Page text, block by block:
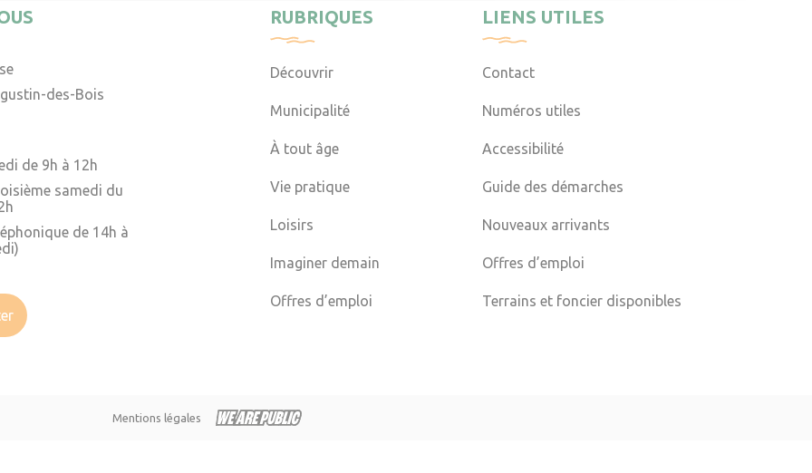
des-Bois
de 9h à 12h
samedi du
de 14h à
RUBRIQUES
Découvrir
Municipalité
À tout âge
Vie pratique
Loisirs
Imaginer demain
Offres d’emploi
LIENS UTILES
Contact
Numéros utiles
Accessibilité
Guide des démarches
Nouveaux arrivants
Offres d’emploi
Terrains et foncier disponibles
Mentions légales